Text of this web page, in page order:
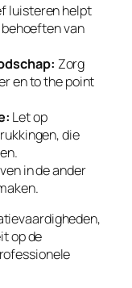
luisteren helpt
van
Zorg
en to the point
Let op
die
in de ander
op de